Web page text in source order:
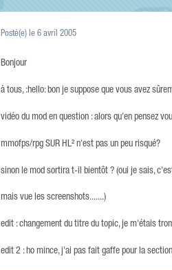
Posté(e) le 6 avril 2005
Bonjour
à tous, :hello: bon je suppose que vous avez
vidéo du mod en question : alors qu'en pensez
mmofps/rpg SUR HL² n'est pas un peu risqué?
sinon le mod sortira t-il bientôt ? (oui je sais,
mais vue les screenshots.......)
edit : changement du titre du topic, je m'étais
edit 2 : ho mince, j'ai pas fait gaffe pour la